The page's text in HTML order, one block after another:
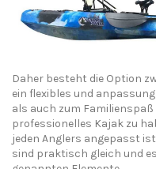
Daher besteht die Option
ein flexibles und
als auch zum Familienspaß
professionelles Kajak zu
jeden Anglers angepasst ist
sind praktisch gleich und es